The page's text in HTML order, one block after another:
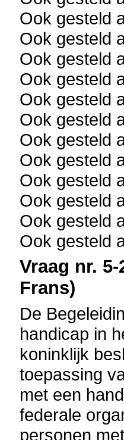
Ook gesteld
Ook gesteld
Ook gesteld
Ook gesteld
Ook gesteld
Ook gesteld
Ook gesteld
Ook gesteld
Ook gesteld
Ook gesteld
Ook gesteld
Ook gesteld
Vraag nr.
Frans)
De
handicap in
koninklijk
toepassing
met een
federale
personen